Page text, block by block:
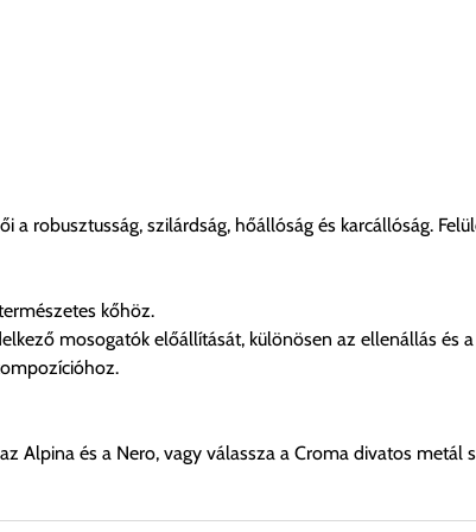
robusztusság, szilárdság, hőállóság és karcállóság.
kőhöz.
mosogatók előállítását, különösen az ellenállás és
Alpina és a Nero, vagy válassza a Croma divatos